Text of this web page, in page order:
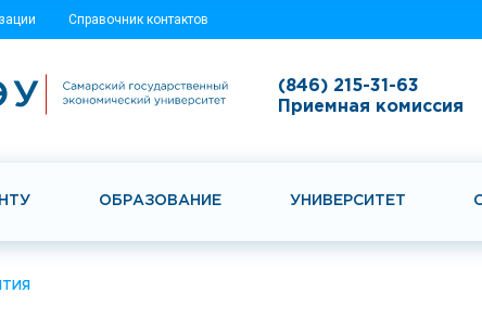
Справочник контактов
(846) 215-31-63
Приемная комиссия
ОБРАЗОВАНИЕ УНИВЕРСИТЕТ